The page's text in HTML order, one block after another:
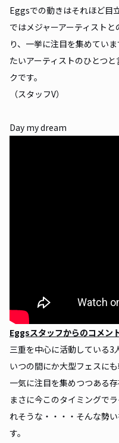
Eggsでの動きはそれほど目
ではメジャーアーティスト
り、一挙に注目を集めてい
たいアーティストのひとつ
クです。
（スタッフV）
Day my dream
Eggsスタッフからのコメン
三重を中心に活動している3
いつの間にか大型フェスに
一気に注目を集めつつある存
まさに今このタイミングで
れそうな・・・・そんな勢
す。